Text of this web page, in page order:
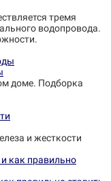
тремя
водопровода.
доме. Подборка
и жесткости